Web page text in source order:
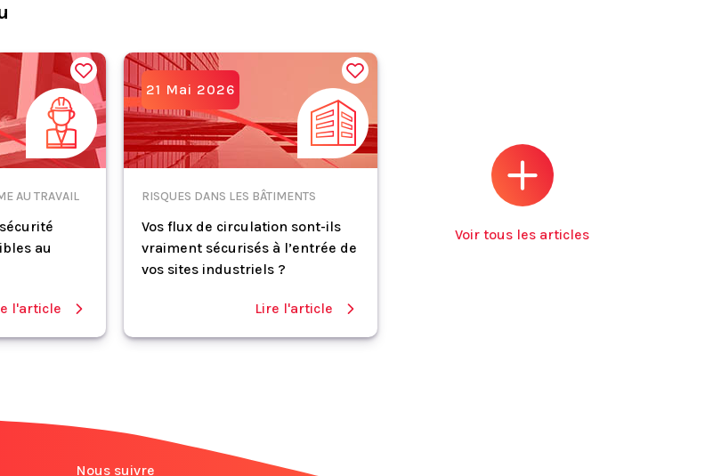
AU TRAVAIL
au
l'article
21 Mai 2026
RISQUES DANS LES BÂTIMENTS
Vos flux de circulation sont-ils
vraiment sécurisés à l’entrée de
vos sites industriels ?
Lire l'article
Voir tous les articles
Nous suivre